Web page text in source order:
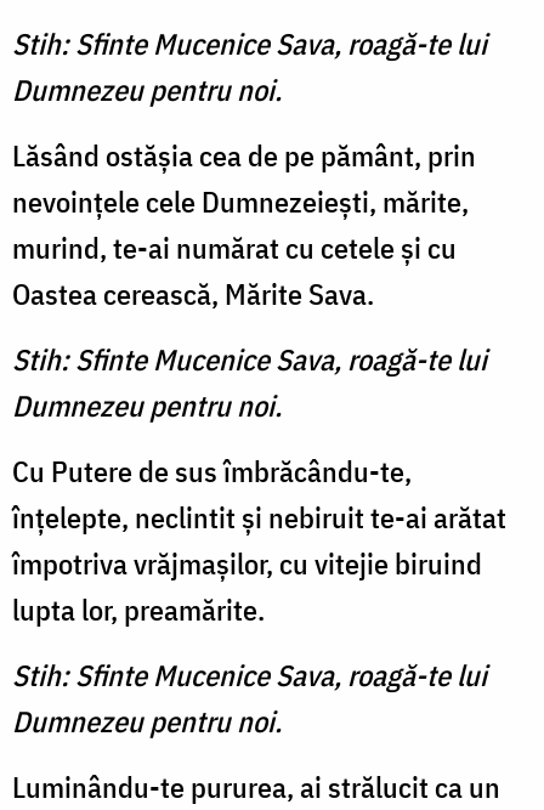
Stih: Sfinte Mucenice Sava, roagă-te lui
Dumnezeu pentru noi.
Lăsând ostăşia cea de pe pământ, prin
nevoinţele cele Dumnezeieşti, mărite,
murind, te-ai numărat cu cetele şi cu
Oastea cerească, Mărite Sava.
Stih: Sfinte Mucenice Sava, roagă-te lui
Dumnezeu pentru noi.
Cu Putere de sus îmbrăcându-te,
înţelepte, neclintit şi nebiruit te-ai arătat
împotriva vrăjmaşilor, cu vitejie biruind
lupta lor, prea­mărite.
Stih: Sfinte Mucenice Sava, roagă-te lui
Dumnezeu pentru noi.
Luminându-te pururea, ai strălucit ca un